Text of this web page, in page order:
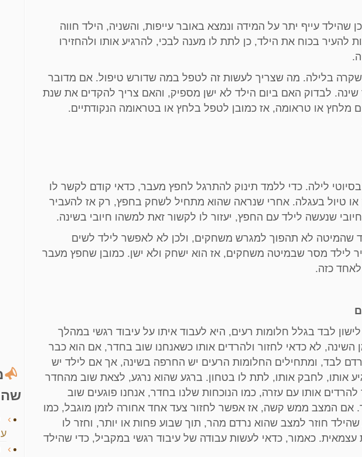
סיבות: האחת, ייתכן שהילד עייף יתר על המידה ונמצא באובר עייפות, והשניה, הילד חווה
להעיר בכוח את הילד, כן לתת לו מענה לבכי, להרגיע אותו ולהחזירו
בלילה. מה שצריך לעשות זה לטפל במה שדורש טיפול. אם מדובר
שינה. לבדוק האם ביום הילד לא ישן מספיק, והאם צריך להקדים את שנת
מלחץ או טראומה, אז כמובן לטפל בלחץ או בטראומה הנקודתיים.
לילה. כדי ללמד תינוק להתרגל לחפץ מעבר, כדאי קודם לקשר לו
או טיול בעגלה. אחרי שנראה שהוא מתחיל לשחק בחפץ, רק אז להעביר
שנעשה לילד עם החפץ, יעזור לו לקשור זאת למשהו חיובי בשינה.
שהמיטה לא תהפוך למגרש משחקים, ולכן לא לאפשר לילד לשים
לילד מסר שבמיטה משחקים, אז הוא ישחק ולא ישן. כמובן שחפץ מעבר
לאחד כזה.
לבד בגלל חלומות רעים, היא לעבוד איתו על עיבוד רגשי במהלך
לא כדאי לחזור ולהרדים אותו כשאנחנו שוב בחדר, אם הוא כבר
לבד, ומתחילים החלומות הרעים יש החרפה בשינה, אך אם לילד יש
אותו, לחבק אותו, לתת לו בטחון. ברגע שהוא נרגע, לצאת שוב מהחדר
אותו עם עזרה, כמו הנוכחות שלנו בחדר, אנחנו פוגעים שוב
אם המצב ממש קשה, אז אפשר לחזור צעד אחד אחורה לזמן מוגבל, כמו
חוזר למצב שהוא נרדם מהר, תוך שבוע פחות או יותר, וחזר לו
כאמור, כדאי לעשות עבודה של עיבוד רגשי במקביל, כדי שהילד